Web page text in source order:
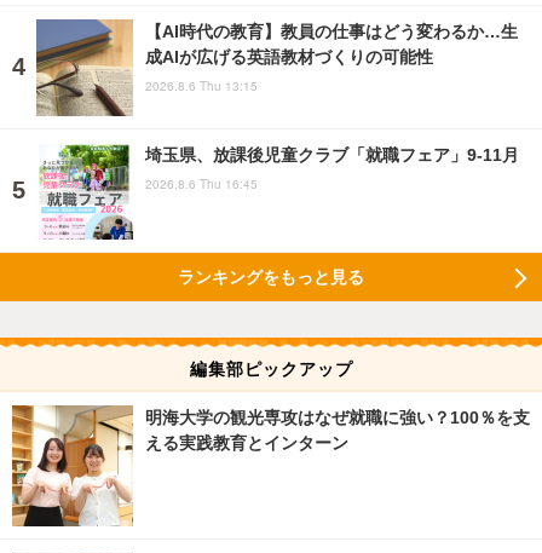
【AI時代の教育】教員の仕事はどう変わるか…生
成AIが広げる英語教材づくりの可能性
2026.8.6 Thu 13:15
埼玉県、放課後児童クラブ「就職フェア」9-11月
2026.8.6 Thu 16:45
ランキングをもっと見る
編集部ピックアップ
明海大学の観光専攻はなぜ就職に強い？100％を支
える実践教育とインターン